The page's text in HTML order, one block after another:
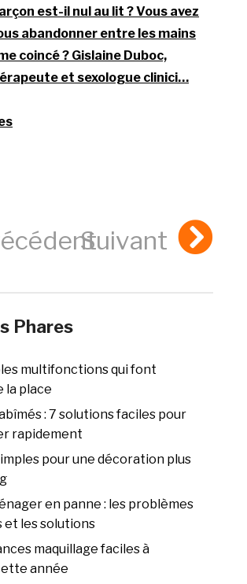
est-il nul au lit ? Vous avez
abandonner entre les mains
coincé ? Gislaine Duboc,
et sexologue clinici…
Suivant
Phares
multifonctions qui font
la place
: 7 solutions faciles pour
rapidement
pour une décoration plus
en panne : les problèmes
et les solutions
maquillage faciles à
année